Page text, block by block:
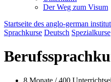
Der Weg zum Visum
Startseite des anglo-german
Sprachkurse Deutsch Spezialkurse
8 Monate / 400